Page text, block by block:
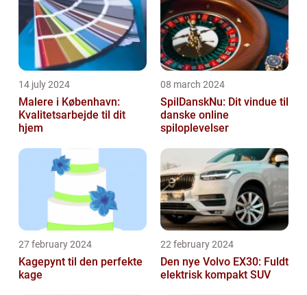
14 july 2024
Malere i København:
Kvalitetsarbejde til dit
hjem
08 march 2024
SpilDanskNu: Dit vindue til
danske online
spiloplevelser
27 february 2024
Kagepynt til den perfekte
kage
22 february 2024
Den nye Volvo EX30: Fuldt
elektrisk kompakt SUV